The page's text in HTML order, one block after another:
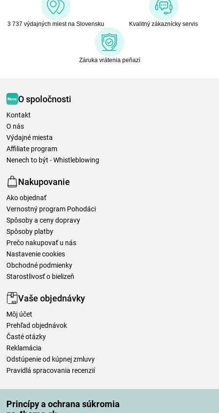
Princípy a ochrana súkromia
3 737 výdajných miest na Slovensku Kvalitný zákaznícky servis
Záruka vrátenia peňazí
O spoločnosti
Kontakt
O nás
Výdajné miesta
Affiliate program
Nenech to být - Whistleblowing
Nakupovanie
Ako objednať
Vernostný program Pohodáci
Spôsoby a ceny dopravy
Spôsoby platby
Prečo nakupovať u nás
Nastavenie cookies
Obchodné podmienky
Starostlivosť o bielizeň
Vaše objednávky
Môj účet
Prehľad objednávok
Časté otázky
Reklamácia
Odstúpenie od kúpnej zmluvy
Pravidlá spracovania recenzií